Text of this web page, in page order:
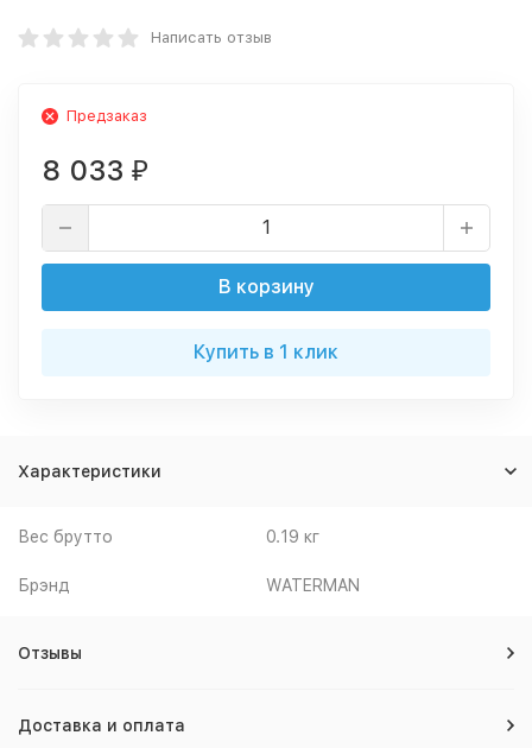
Написать отзыв
Предзаказ
8 033 ₽
В корзину
Купить в 1 клик
Характеристики
Вес брутто 0.19 кг
Брэнд WATERMAN
Отзывы
Доставка и оплата